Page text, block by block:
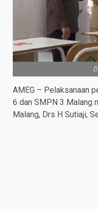
AMEG – Pelaksanaan
6 dan SMPN 3 Malang
Malang, Drs H Sutiaji,